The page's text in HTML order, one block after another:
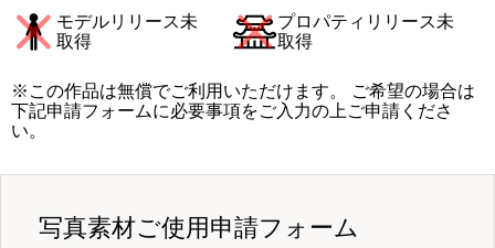
モデルリリース未
取得
プロパティリリース未
取得
※この作品は無償でご利用いただけます。 ご希望の場合は
下記申請フォームに必要事項をご入力の上ご申請くださ
い。
写真素材ご使用申請フォーム